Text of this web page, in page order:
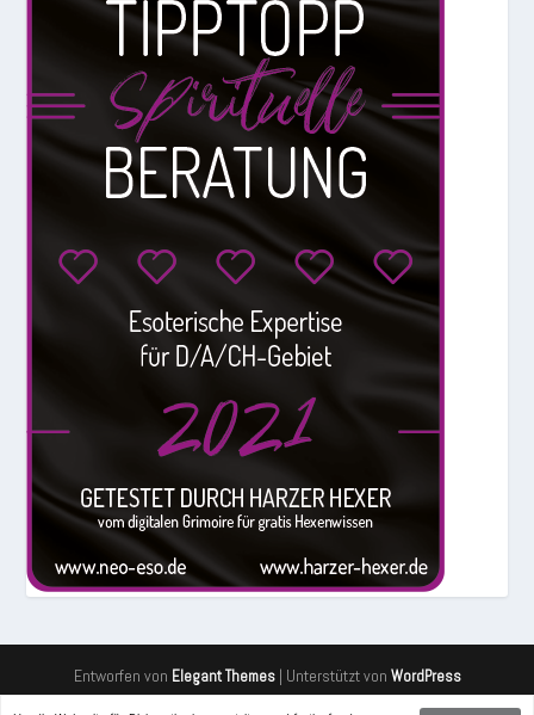
Entworfen von Elegant Themes| Unterstützt von WordPress
Newsletter Was ist NEOeso? Die 5 Elemente Lehre Impressum